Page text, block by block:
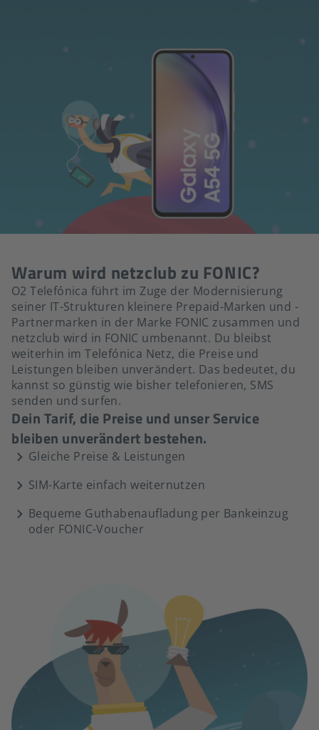
Warum wird netzclub zu FONIC?
O2 Telefónica führt im Zuge der Modernisierung
seiner IT-Strukturen kleinere Prepaid-Marken und -
Partnermarken in der Marke FONIC zusammen und
netzclub wird in FONIC umbenannt. Du bleibst
weiterhin im Telefónica Netz, die Preise und
Leistungen bleiben unverändert. Das bedeutet, du
kannst so günstig wie bisher telefonieren, SMS
senden und surfen.
Dein Tarif, die Preise und unser Service
bleiben unverändert bestehen.
Gleiche Preise & Leistungen
SIM-Karte einfach weiternutzen
Bequeme Guthabenaufladung per Bankeinzug
oder FONIC-Voucher